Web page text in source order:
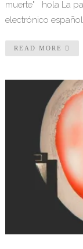
muerte" hola La
electrónico español
READ MORE